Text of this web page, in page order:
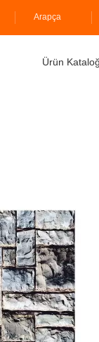
Arapça
Ürün